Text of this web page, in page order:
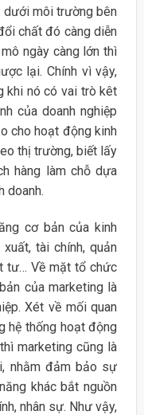
môi trường bên
chất đó càng diễn
ngày càng lớn thì
lại. Chính vì vậy,
khi nó có vai trò kêt
của doanh nghiệp
cho hoạt động kinh
thị trường, biết lấy
hàng làm chỗ dựa
doanh.
cơ bản của kinh
tài chính, quản
tư… Về mặt tổ chức
của marketing là
Xét về mối quan
hệ thống hoạt động
marketing cũng là
nhằm đảm bảo sự
khác bắt nguồn
nhân sự. Như vậy,